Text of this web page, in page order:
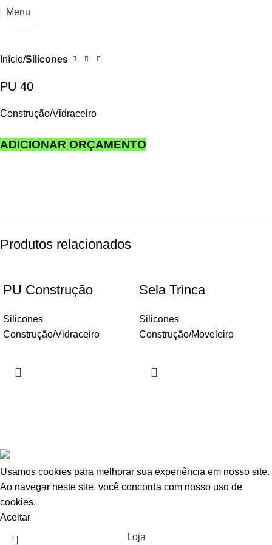
Menu
Início Silicones
PU 40
Construção/Vidraceiro
ADICIONAR ORÇAMENTO
Produtos relacionados
PU Construção
Silicones
Construção/Vidraceiro
Sela Trinca
Silicones
Construção/Moveleiro
Usamos cookies para melhorar sua experiência em nosso site.
Ao navegar neste site, você concorda com nosso uso de
cookies.
Aceitar
Loja